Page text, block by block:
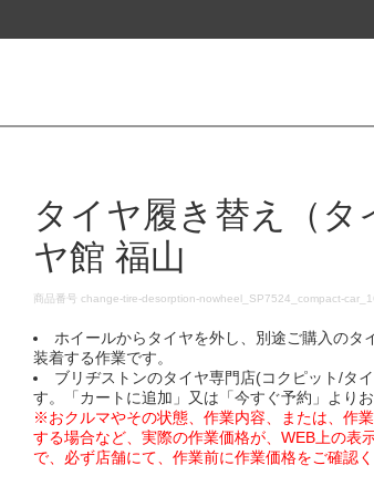
タイヤ履き替え（
ヤ館 福山
DETAILS
商品番号change-tire-desorption-nowheel_SP7524_compact-
ホイールからタイヤを外し、別途ご購入のタ
装着する作業です。
ブリヂストンのタイヤ専門店(コクピット/タ
す。「カートに追加」又は「今すぐ予約」より
※おクルマやその状態、作業内容、または、作
する場合など、実際の作業価格が、WEB上の表
で、必ず店舗にて、作業前に作業価格をご確認